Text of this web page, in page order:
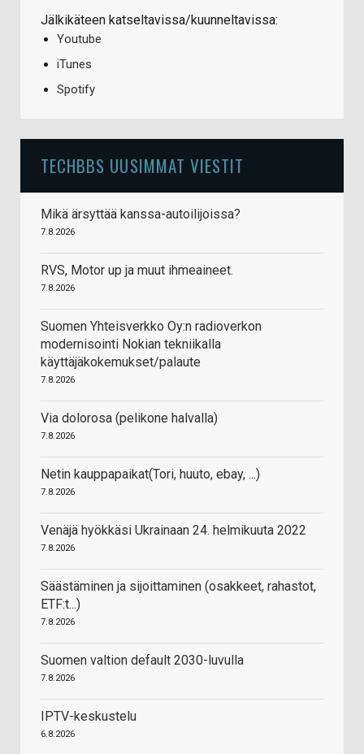
Jälkikäteen katseltavissa/kuunneltavissa:
Youtube
iTunes
Spotify
TECHBBS UUSIMMAT VIESTIT
Mikä ärsyttää kanssa-autoilijoissa?
7.8.2026
RVS, Motor up ja muut ihmeaineet.
7.8.2026
Suomen Yhteisverkko Oy:n radioverkon
modernisointi Nokian tekniikalla
käyttäjäkokemukset/palaute
7.8.2026
Via dolorosa (pelikone halvalla)
7.8.2026
Netin kauppapaikat(Tori, huuto, ebay, ...)
7.8.2026
Venäjä hyökkäsi Ukrainaan 24. helmikuuta 2022
7.8.2026
Säästäminen ja sijoittaminen (osakkeet, rahastot,
ETF:t...)
7.8.2026
Suomen valtion default 2030-luvulla
7.8.2026
IPTV-keskustelu
6.8.2026